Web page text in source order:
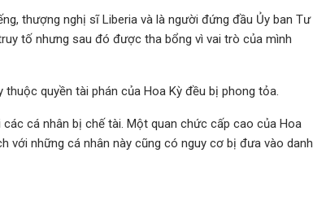
thượng nghị sĩ Liberia và là người đứng đầu Ủy ban Tư
tố nhưng sau đó được tha bổng vì vai trò của mình
quyền tài phán của Hoa Kỳ đều bị phong tỏa.
cá nhân bị chế tài. Một quan chức cấp cao của Hoa
với những cá nhân này cũng có nguy cơ bị đưa vào danh